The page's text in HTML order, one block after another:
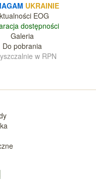
UKRAINIE
i EOG
cja dostępności
Galeria
Do pobrania
w RPN